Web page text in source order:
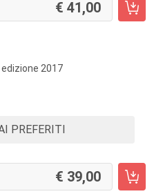
41,00
edizione 2017
PREFERITI
39,00